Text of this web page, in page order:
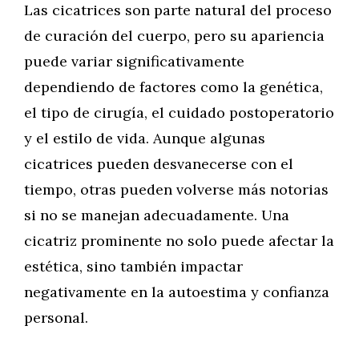
Las cicatrices son parte natural del proceso
de curación del cuerpo, pero su apariencia
puede variar significativamente
dependiendo de factores como la genética,
el tipo de cirugía, el cuidado postoperatorio
y el estilo de vida. Aunque algunas
cicatrices pueden desvanecerse con el
tiempo, otras pueden volverse más notorias
si no se manejan adecuadamente. Una
cicatriz prominente no solo puede afectar la
estética, sino también impactar
negativamente en la autoestima y confianza
personal.